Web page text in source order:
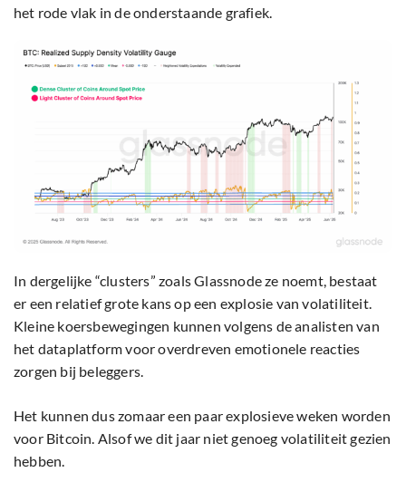
het rode vlak in de onderstaande grafiek.
In dergelijke “clusters” zoals Glassnode ze noemt, bestaat
er een relatief grote kans op een explosie van volatiliteit.
Kleine koersbewegingen kunnen volgens de analisten van
het dataplatform voor overdreven emotionele reacties
zorgen bij beleggers.
Het kunnen dus zomaar een paar explosieve weken worden
voor Bitcoin. Alsof we dit jaar niet genoeg volatiliteit gezien
hebben.